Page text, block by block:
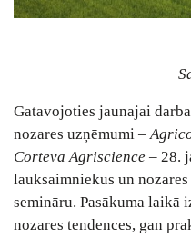
Gatavojoties jaunajai
nozares uzņēmumi –
Corteva Agriscience – 28.
lauksaimniekus un
semināru. Pasākuma laikā
nozares tendences, gan